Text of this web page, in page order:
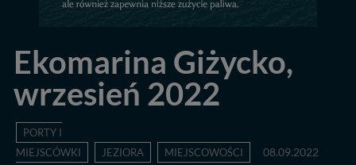
Ekomarina Giżycko,
wrzesień 2022
PORTY I
MIEJSCÓWKI
JEZIORA MIEJSCOWOŚCI
08.09.2022